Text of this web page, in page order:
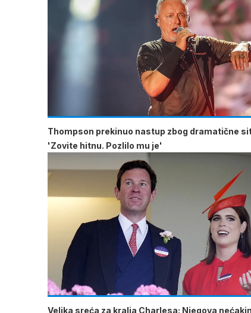
Thompson prekinuo nastup zbog dramatične
'Zovite hitnu. Pozlilo mu je'
Velika sreća za kralja Charlesa: Njegova